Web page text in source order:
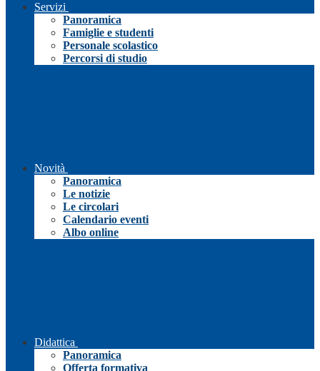
Servizi
Panoramica
Famiglie e studenti
Personale scolastico
Percorsi di studio
Novità
Panoramica
Le notizie
Le circolari
Calendario eventi
Albo online
Didattica
Panoramica
Offerta formativa